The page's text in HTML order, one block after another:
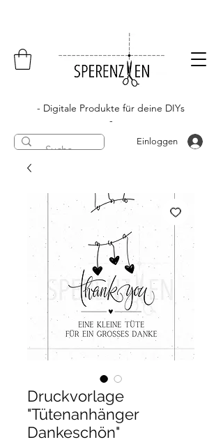
- Digitale Produkte für deine DIYs
-
Einloggen
Druckvorlage
"Tütenanhänger
Dankeschön"